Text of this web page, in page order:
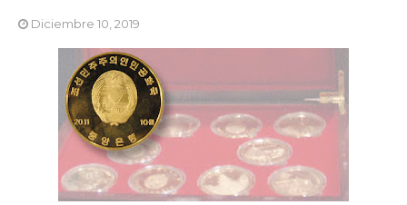
Diciembre 10, 2019